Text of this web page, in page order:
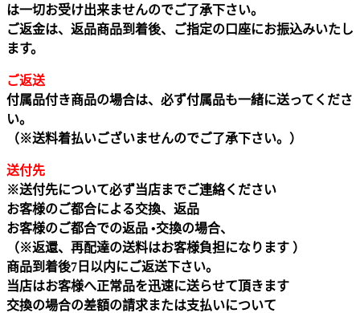
は一切お受け出来ませんのでご了承下さい。
ご返金は、返品商品到着後、ご指定の口座にお振込みいたし
ます。
ご返送
付属品付き商品の場合は、必ず付属品も一緒に送ってくださ
い。
（※送料着払いございませんのでご了承下さい。）
送付先
※送付先について必ず当店までご連絡ください
お客様のご都合による交換、返品
お客様のご都合での返品 •交換の場合、
（※返還、再配達の送料はお客様負担になります ）
商品到着後7日以内にご返送下さい。
当店はお客様へ正常品を迅速に送らせて頂きます
交換の場合の差額の請求または支払いについて